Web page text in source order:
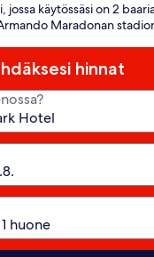
käytössäsi on 2
Maradonan
hinnat